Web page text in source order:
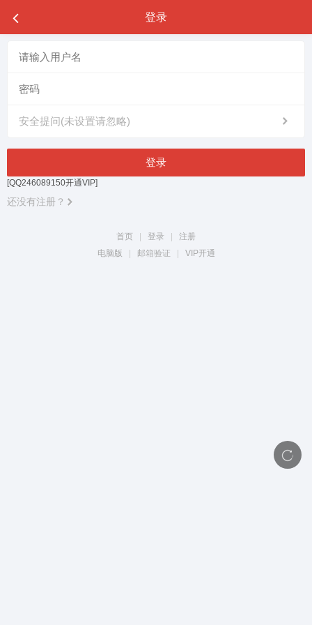
登录
安全提问(未设置请忽略)
登录
[QQ246089150开通VIP]
还没有注册？
首页 登录
注册
电脑版
邮箱验证 VIP开通